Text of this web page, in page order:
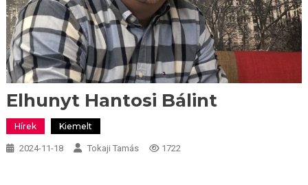
Elhunyt Hantosi Bálint
Hírek Kiemelt
2024-11-18 Tokaji Tamás 1722